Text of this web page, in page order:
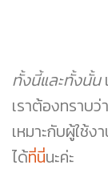
ทั้งนี้และทั้งนั้น
เราต้องทราบว่า
เหมาะกับผู้ใช้ง
ได้ที่นี่นะค่ะ